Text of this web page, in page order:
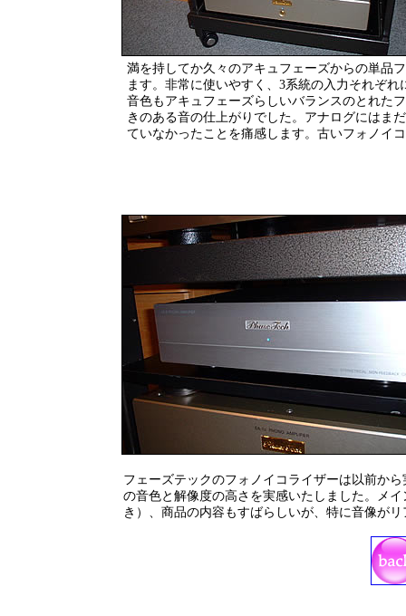
満を持してか久々のアキュフェーズからの単品
ます。非常に使いやすく、3系統の入力それぞ
音色もアキュフェーズらしいバランスのとれた
きのある音の仕上がりでした。アナログにはま
ていなかったことを痛感します。古いフォノイ
フェーズテックのフォノイコライザーは以前か
の音色と解像度の高さを実感いたしました。メ
き）、商品の内容もすばらしいが、特に音像が